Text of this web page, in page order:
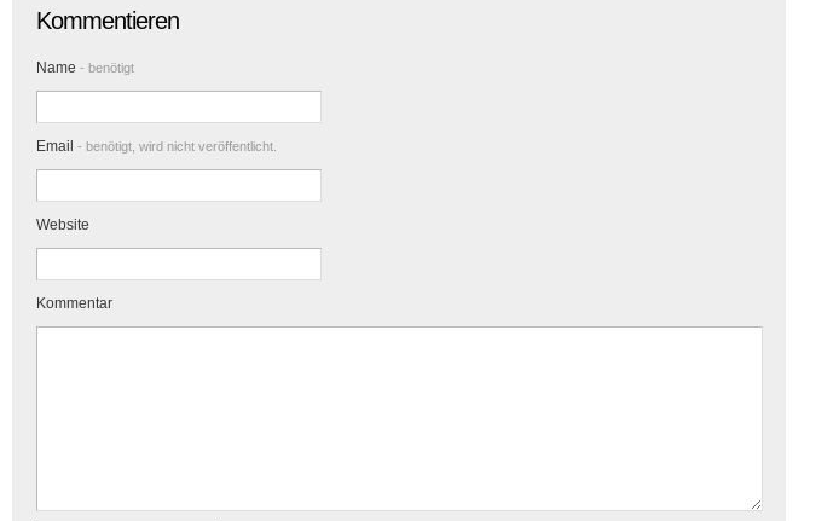
Kommentieren
Name - benötigt
Email - benötigt, wird nicht veröffentlicht.
Website
Kommentar